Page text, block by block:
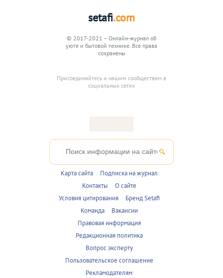
setafi.com
© 2017-2021 – Онлайн-журнал об
уюте и бытовой технике. Все права
сохранены
Присоединяйтесь к нашим сообществам в
социальных сетях
Карта сайта
Подписка на журнал
Контакты
О сайте
Условия цитирования
Бренд Setafi
Команда
Вакансии
Правовая информация
Редакционная политика
Вопрос эксперту
Пользовательское соглашение
Рекламодателям